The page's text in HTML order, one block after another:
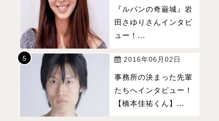
『ルパンの奇巌城』岩
田さゆりさんインタビ
ュー！...
2016年06月02日
事務所の決まった先輩
たちへインタビュー！
【橋本佳祐くん】...